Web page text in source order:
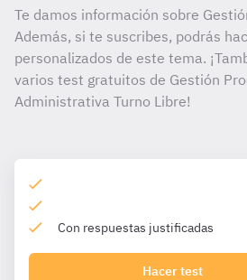
Te damos información sobre
Además, si te suscribes, podrás
personalizados de este tema.
varios test gratuitos de Gestión
Administrativa Turno Libre!
Con respuestas justificadas
Hacer test